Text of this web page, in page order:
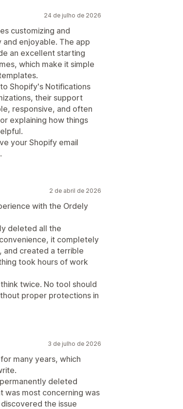
24 de julho de 2026
customizing and
enjoyable. The app
an excellent starting
which make it simple
Shopify's Notifications
their support
responsive, and often
explaining how things
your Shopify email
2 de abril de 2026
with the Ordely
deleted all the
it completely
and created a terrible
took hours of work
twice. No tool should
proper protections in
3 de julho de 2026
many years, which
deleted
was most concerning was
the issue